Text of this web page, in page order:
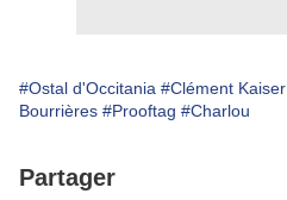
#Ostal d'Occitania #Clément Kaiser
Bourrières #Prooftag #Charlou
Partager